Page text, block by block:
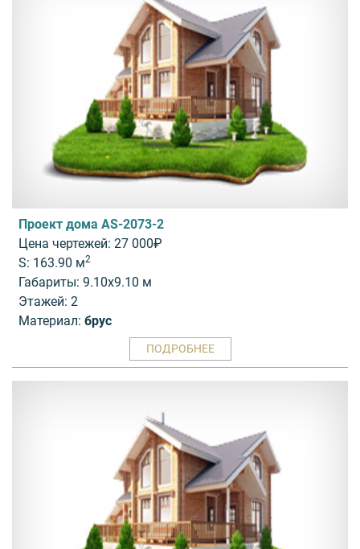
Проект дома AS-2073-2
Цена чертежей: 27 000₽
S: 163.90 м2
Габариты: 9.10x9.10 м
Этажей: 2
Материал: брус
ПОДРОБНЕЕ